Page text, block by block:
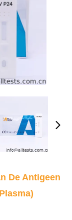
De Antigeen